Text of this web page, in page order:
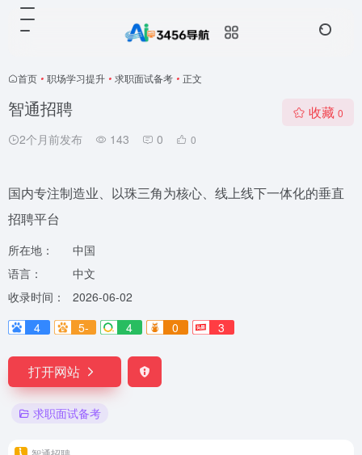
首页 • 职场学习提升 • 求职面试备考 • 正文
智通招聘
2个月前发布 143 0 0
收藏 0
国内专注制造业、以珠三角为核心、线上线下一体化的垂直
招聘平台
所在地：
中国
语言：
中文
收录时间：
2026-06-02
4
5- 4 0 3
打开网站
求职面试备考